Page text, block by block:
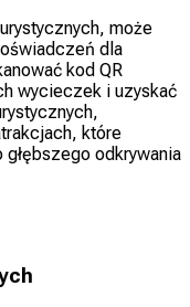
może
dla
kod QR
wycieczek i uzyskać
które
odkrywania